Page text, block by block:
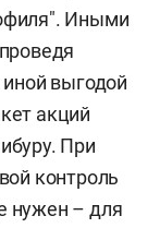
Иными
выгодой
акций
При
контроль
нужен – для